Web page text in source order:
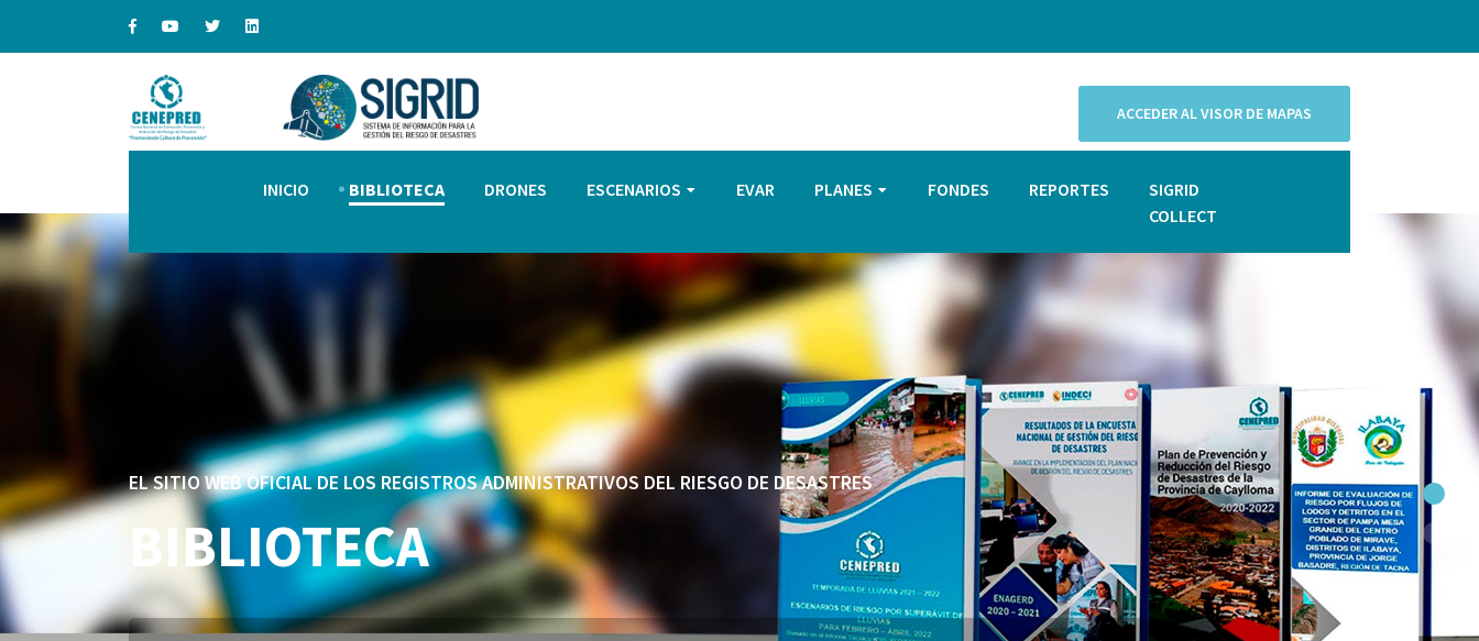
ACCEDER AL VISOR DE MAPAS
INICIO BIBLIOTECA DRONES ESCENARIOS EVAR PLANES FONDES REPORTES
SIGRID
COLLECT
EL SITIO WEB OFICIAL DE LOS REGISTROS ADMINISTRATIVOS DEL RIESGO DE DESASTRES
BIBLIOTECA